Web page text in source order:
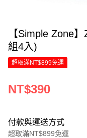
【Simple Zone
組4入)
超取滿NT$899免運
NT$390
付款與運送方式
超取滿NT$899免運